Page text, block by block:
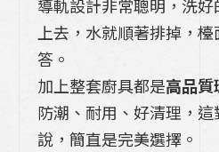
導軌設計非常聰明，洗
上去，水就順著排掉，
答。
加上整套廚具都是高品
防潮、耐用、好清理，
說，簡直是完美選擇。